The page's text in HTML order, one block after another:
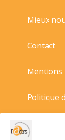
Mieux
Contact
Mentions
Politique
Politique